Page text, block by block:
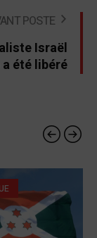
POSTE
Israël
été libéré